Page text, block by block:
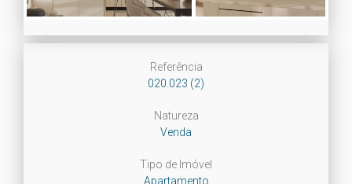
Next
Referência
020.023 (2)
Natureza
Venda
Tipo de Imóvel
Apartamento